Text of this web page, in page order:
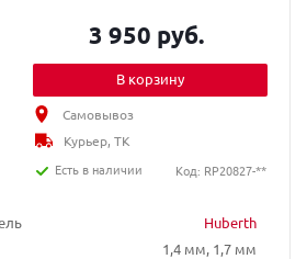
Huberth
1,4 мм, 1,7 мм
3 950 руб.
В корзину
Самовывоз
Курьер, ТК
Есть в наличии
Код: RP20827-**